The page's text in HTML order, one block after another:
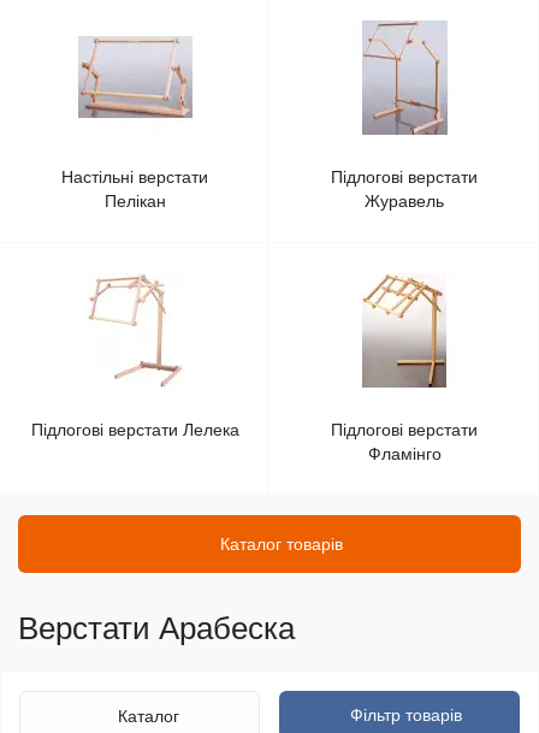
Настільні верстати
Пелікан
Підлогові верстати
Журавель
Підлогові верстати Лелека
Підлогові верстати
Фламінго
Каталог товарів
Верстати Арабеска
Фільтр товарів
Каталог